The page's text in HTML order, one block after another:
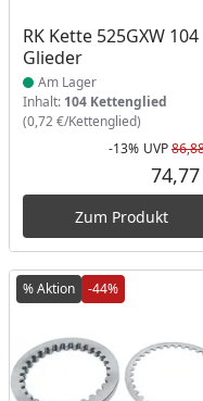
RK Kette 525GXW 104
Glieder
Produkt am Lager
Am Lager
Inhalt: 104 Kettenglied
(0,72 €/Kettenglied)
-13% UVP
Zum Produkt
% Aktion -44%